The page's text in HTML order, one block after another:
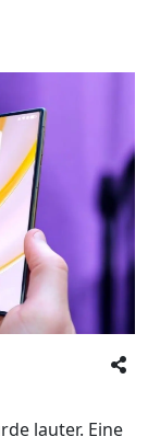
lauter. Eine